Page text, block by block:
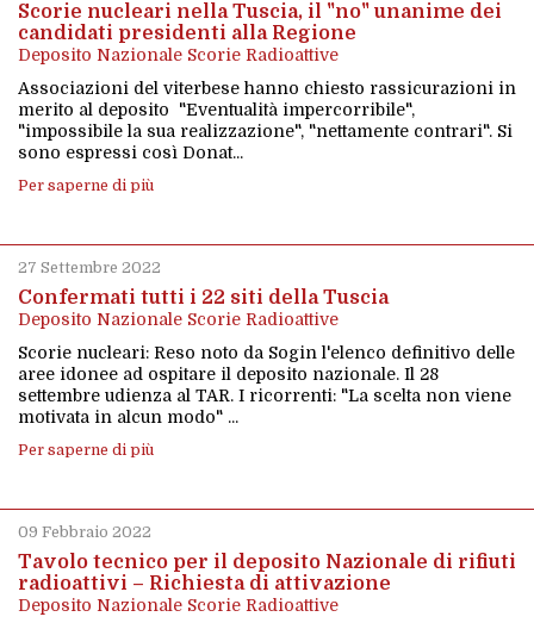
Scorie nucleari nella Tuscia, il "no" unanime dei
candidati presidenti alla Regione
Deposito Nazionale Scorie Radioattive
Associazioni del viterbese hanno chiesto rassicurazioni in
merito al deposito "Eventualità impercorribile",
"impossibile la sua realizzazione", "nettamente contrari". Si
sono espressi così Donat...
Per saperne di più
27 Settembre 2022
Confermati tutti i 22 siti della Tuscia
Deposito Nazionale Scorie Radioattive
Scorie nucleari: Reso noto da Sogin l'elenco definitivo delle
aree idonee ad ospitare il deposito nazionale. Il 28
settembre udienza al TAR. I ricorrenti: "La scelta non viene
motivata in alcun modo" ...
Per saperne di più
09 Febbraio 2022
Tavolo tecnico per il deposito Nazionale di rifiuti
radioattivi – Richiesta di attivazione
Deposito Nazionale Scorie Radioattive